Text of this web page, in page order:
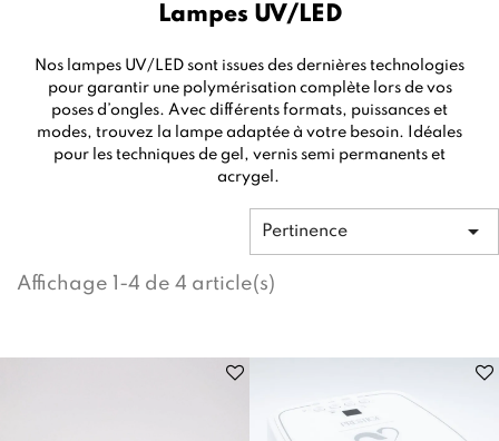
Lampes UV/LED
Nos lampes UV/LED sont issues des dernières technologies
pour garantir une polymérisation complète lors de vos
poses d’ongles. Avec différents formats, puissances et
modes, trouvez la lampe adaptée à votre besoin. Idéales
pour les techniques de gel, vernis semi permanents et
acrygel.
Pertinence 
Affichage 1-4 de 4 article(s)